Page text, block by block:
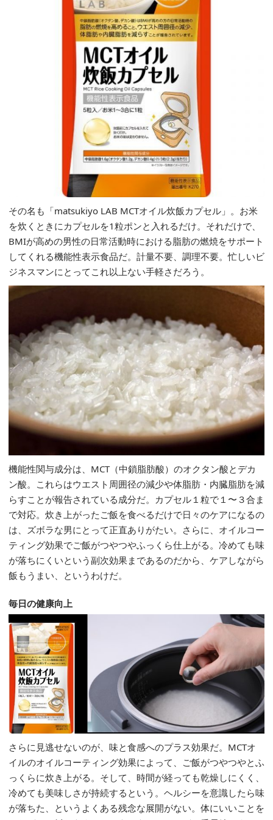
その名も「matsukiyo LAB MCTオイル炊飯カプセル」。お米
を炊くときにカプセルを1粒ポンと入れるだけ。それだけで、
BMIが高めの男性の日常活動時における脂肪の燃焼をサポート
してくれる機能性表示食品だ。計量不要、調理不要。忙しいビ
ジネスマンにとってこれ以上ない手軽さだろう。
機能性関与成分は、MCT（中鎖脂肪酸）のオクタン酸とデカ
ン酸。これらはウエスト周囲径の減少や体脂肪・内臓脂肪を減
らすことが報告されている成分だ。カプセル１粒で１〜３合ま
で対応。炊き上がったご飯を食べるだけで日々のケアになるの
は、ズボラな男にとって正直ありがたい。さらに、オイルコー
ティング効果でご飯がつやつやふっくら仕上がる。冷めても味
が落ちにくいという副次効果まであるのだから、ケアしながら
飯もうまい、というわけだ。
毎日の健康向上
さらに見逃せないのが、味と食感へのプラス効果だ。MCTオ
イルのオイルコーティング効果によって、ご飯がつやつやとふ
っくらに炊き上がる。そして、時間が経っても乾燥しにくく、
冷めても美味しさが持続するという。ヘルシーを意識したら味
が落ちた、というよくある残念な展開がない。体にいいことを